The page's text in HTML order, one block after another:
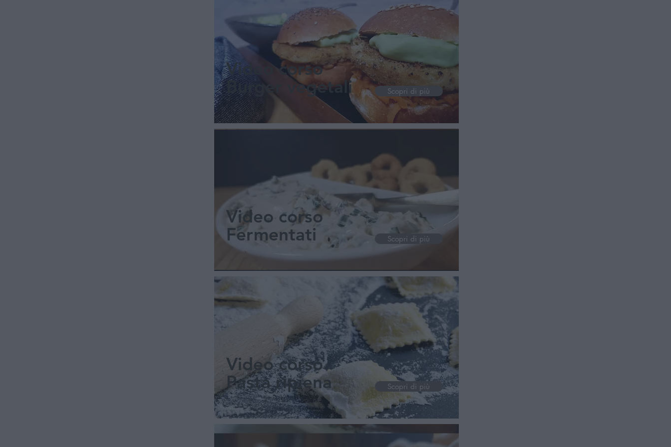
Video corso
Burger vegetali
Scopri di più
Video corso
Fermentati
Scopri di più
Video corso
Pasta ripiena
Scopri di più